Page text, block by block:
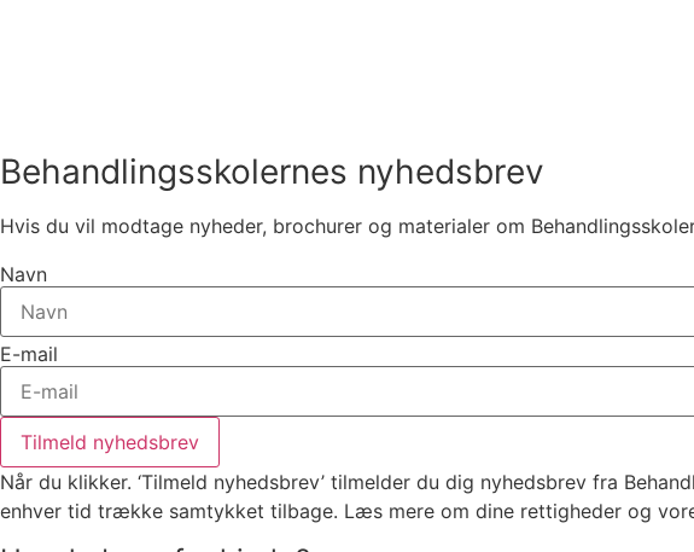
Behandlingsskolernes nyhedsbrev
Hvis du vil modtage nyheder, brochurer og materialer om
Navn
E-mail
Tilmeld nyhedsbrev
Når du klikker. ‘Tilmeld nyhedsbrev’ tilmelder du dig nyhedsbrev fra
enhver tid trække samtykket tilbage. Læs mere om dine rettigheder og